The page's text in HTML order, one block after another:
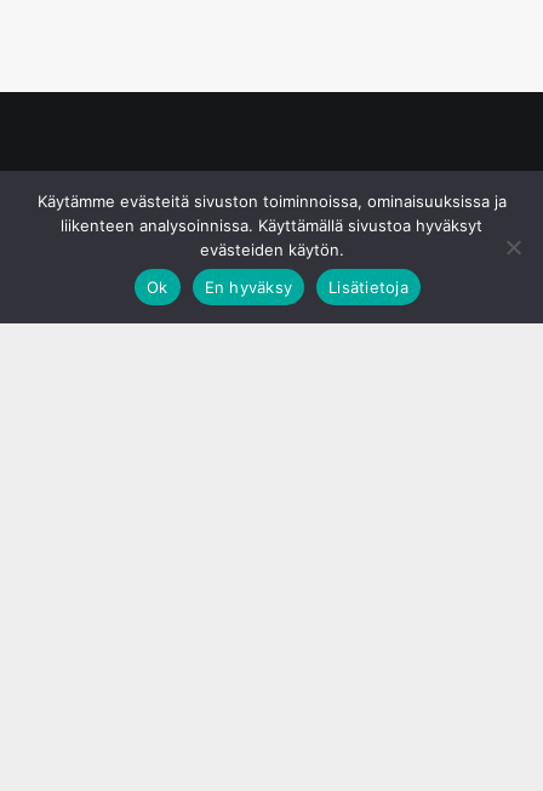
Käytämme evästeitä sivuston toiminnoissa, ominaisuuksissa ja
liikenteen analysoinnissa. Käyttämällä sivustoa hyväksyt
evästeiden käytön.
Ok
En hyväksy Lisätietoja